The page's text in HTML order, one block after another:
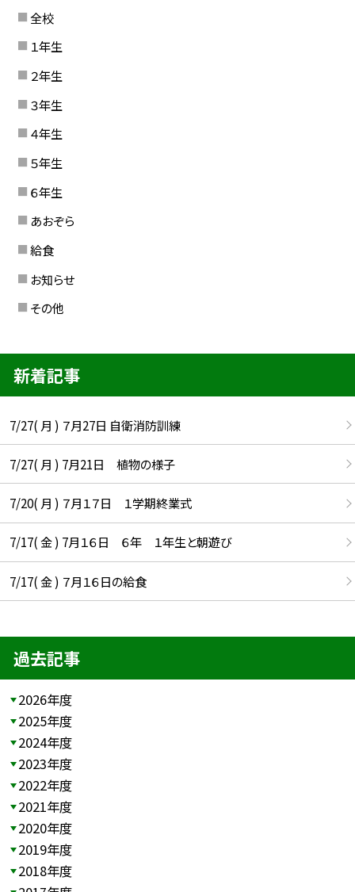
全校
１年生
２年生
３年生
４年生
５年生
６年生
あおぞら
給食
お知らせ
その他
新着記事
7/27( 月 ) ７月27日 自衛消防訓練
7/27( 月 ) 7月21日 植物の様子
7/20( 月 ) ７月１７日 １学期終業式
7/17( 金 ) 7月１６日 ６年 １年生と朝遊び
7/17( 金 ) ７月１６日の給食
過去記事
2026年度
2025年度
2024年度
2023年度
2022年度
2021年度
2020年度
2019年度
2018年度